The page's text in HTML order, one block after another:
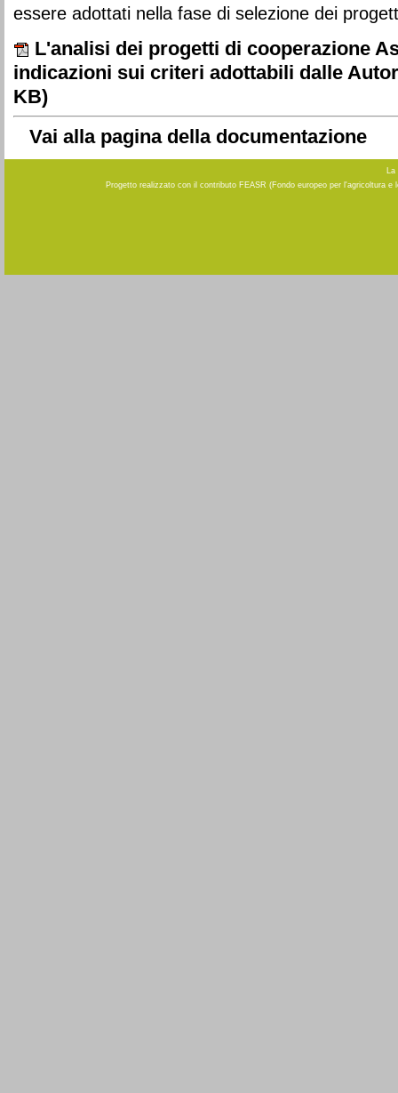
essere adottati nella fase di selezione dei
L'analisi dei progetti di cooperazione
indicazioni sui criteri adottabili dalle
KB)
Vai alla pagina della documentazione
La
Progetto realizzato con il contributo FEASR (Fondo europeo per l'agricoltura